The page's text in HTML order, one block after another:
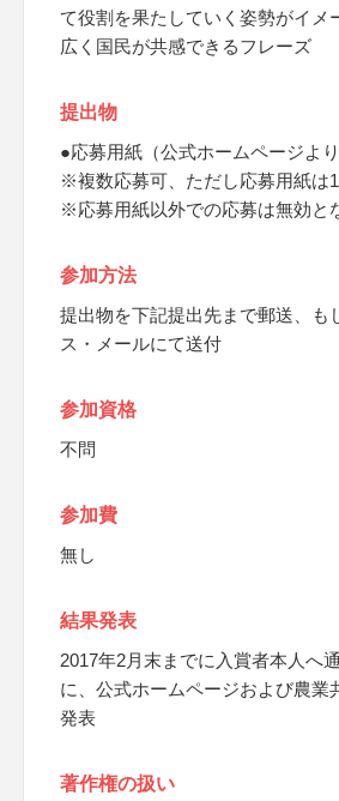
て役割を果たしていく姿勢がイメ
広く国民が共感できるフレーズ
提出物
●応募用紙（公式ホームページよ
※複数応募可、ただし応募用紙は
※応募用紙以外での応募は無効と
参加方法
提出物を下記提出先まで郵送、も
ス・メールにて送付
参加資格
不問
参加費
無し
結果発表
2017年2月末までに入賞者本人へ
に、公式ホームページおよび農業
発表
著作権の扱い